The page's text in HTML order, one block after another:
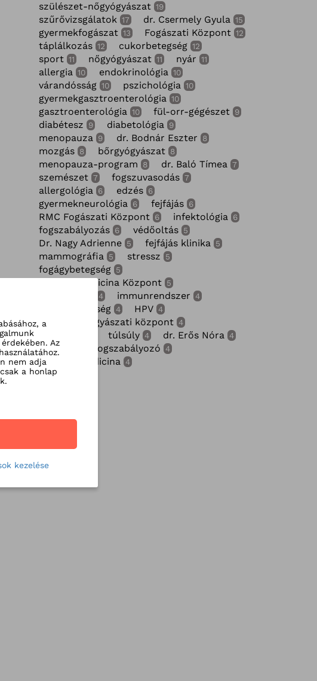
szülészet-nőgyógyászat 19
szűrővizsgálatok 17 dr. Csermely Gyula 15
gyermekfogászat 13 Fogászati Központ 12
táplálkozás 12 cukorbetegség 12
sport 11 nőgyógyászat 11 nyár 11
allergia 10 endokrinológia 10
várandósság 10 pszichológia 10
gyermekgasztroenterológia 10
gasztroenterológia 10 fül-orr-gégészet 9
diabétesz 9 diabetológia 9
menopauza 9 dr. Bodnár Eszter 8
mozgás 8 bőrgyógyászat 8
menopauza-program 8 dr. Baló Tímea 7
szemészet 7 fogszuvasodás 7
allergológia 6 edzés 6
gyermekneurológia 6 fejfájás 6
RMC Fogászati Központ 6 infektológia 6
fogszabályozás 6 védőoltás 5
Dr. Nagy Adrienne 5 fejfájás klinika 5
mammográfia 5 stressz 5
fogágybetegség 5
Magzati Medicina Központ 5
4 immunrendszer 4
fogérzékenység 4 HPV 4
gyermekgyógyászati központ 4
túlsúly 4 dr. Erős Nóra 4
láthatatlan fogszabályozó 4
magzati medicina 4
a
Az
nem adja
a honlap
kezelése